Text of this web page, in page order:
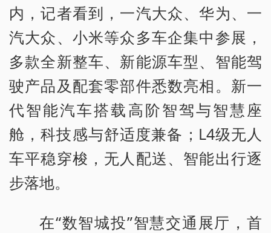
内，记者看到，一汽大众、华为、一
汽大众、小米等众多车企集中参展，
多款全新整车、新能源车型、智能驾
驶产品及配套零部件悉数亮相。新一
代智能汽车搭载高阶智驾与智慧座
舱，科技感与舒适度兼备；L4级无人
车平稳穿梭，无人配送、智能出行逐
步落地。
在“数智城投”智慧交通展厅，首